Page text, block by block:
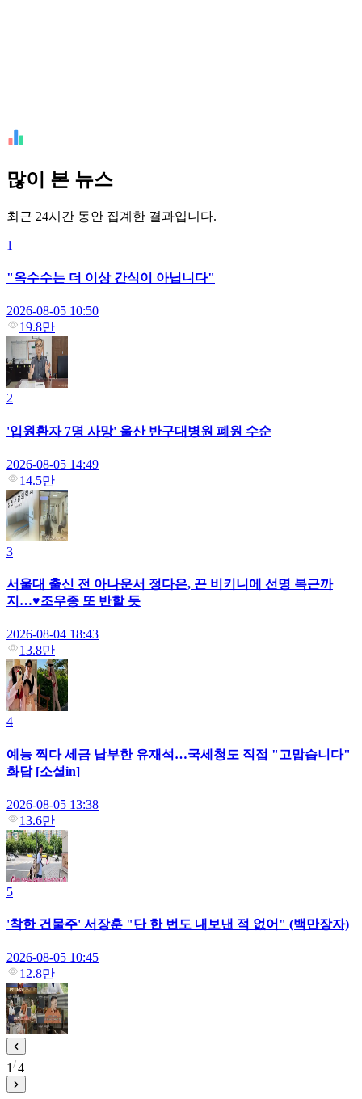
많이 본 뉴스
최근 24시간 동안 집계한 결과입니다.
1
"옥수수는 더 이상 간식이 아닙니다"
2026-08-05 10:50
19.8만
2
'입원환자 7명 사망' 울산 반구대병원 폐원 수순
2026-08-05 14:49
14.5만
3
서울대 출신 전 아나운서 정다은, 끈 비키니에 선명 복근까
지…♥조우종 또 반할 듯
2026-08-04 18:43
13.8만
4
예능 찍다 세금 납부한 유재석…국세청도 직접 "고맙습니다"
화답 [소셜in]
2026-08-05 13:38
13.6만
5
'착한 건물주' 서장훈 "단 한 번도 내보낸 적 없어" (백만장자)
2026-08-05 10:45
12.8만
1 4